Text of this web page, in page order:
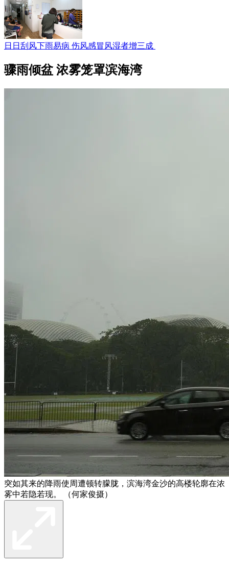
日日刮风下雨易病 伤风感冒风湿者增三成
骤雨倾盆 浓雾笼罩滨海湾
突如其来的降雨使周遭顿转朦胧，滨海湾金沙的高楼轮廓在浓
雾中若隐若现。 （何家俊摄）